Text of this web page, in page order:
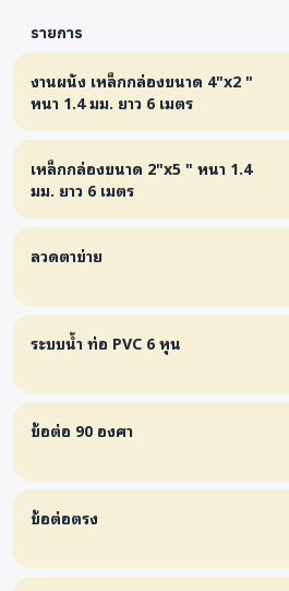
รายการ
งานผนัง เหล็กกล่องขนาด 4"x2 "
หนา 1.4 มม. ยาว 6 เมตร
เหล็กกล่องขนาด 2"x5 " หนา 1.4
มม. ยาว 6 เมตร
ลวดตาข่าย
ระบบน้ำ ท่อ PVC 6 หุน
ข้อต่อ 90 องศา
ข้อต่อตรง